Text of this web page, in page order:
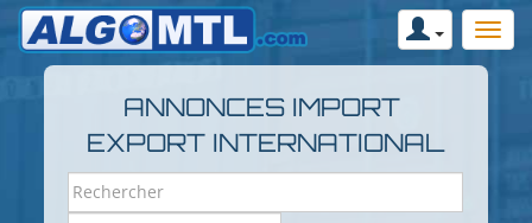
ANNONCES IMPORT
EXPORT INTERNATIONAL